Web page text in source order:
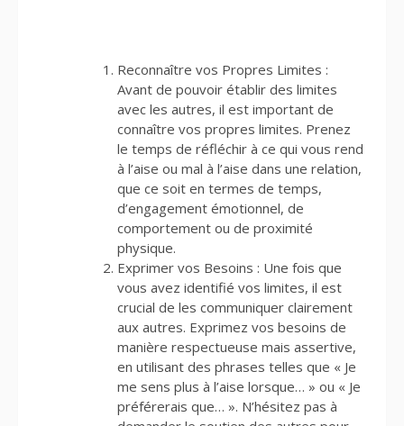
Reconnaître vos Propres Limites :
Avant de pouvoir établir des limites
avec les autres, il est important de
connaître vos propres limites. Prenez
le temps de réfléchir à ce qui vous rend
à l’aise ou mal à l’aise dans une relation,
que ce soit en termes de temps,
d’engagement émotionnel, de
comportement ou de proximité
physique.
Exprimer vos Besoins : Une fois que
vous avez identifié vos limites, il est
crucial de les communiquer clairement
aux autres. Exprimez vos besoins de
manière respectueuse mais assertive,
en utilisant des phrases telles que « Je
me sens plus à l’aise lorsque… » ou « Je
préférerais que… ». N’hésitez pas à